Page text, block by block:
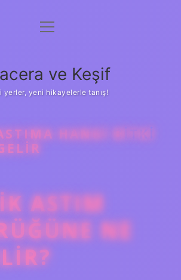
Anasayfa
Yasal Uyarı
menüyü
ve Keşif
yerler, yeni hikayelerle tanış!
HANGI BITKI
ASTIM
NE